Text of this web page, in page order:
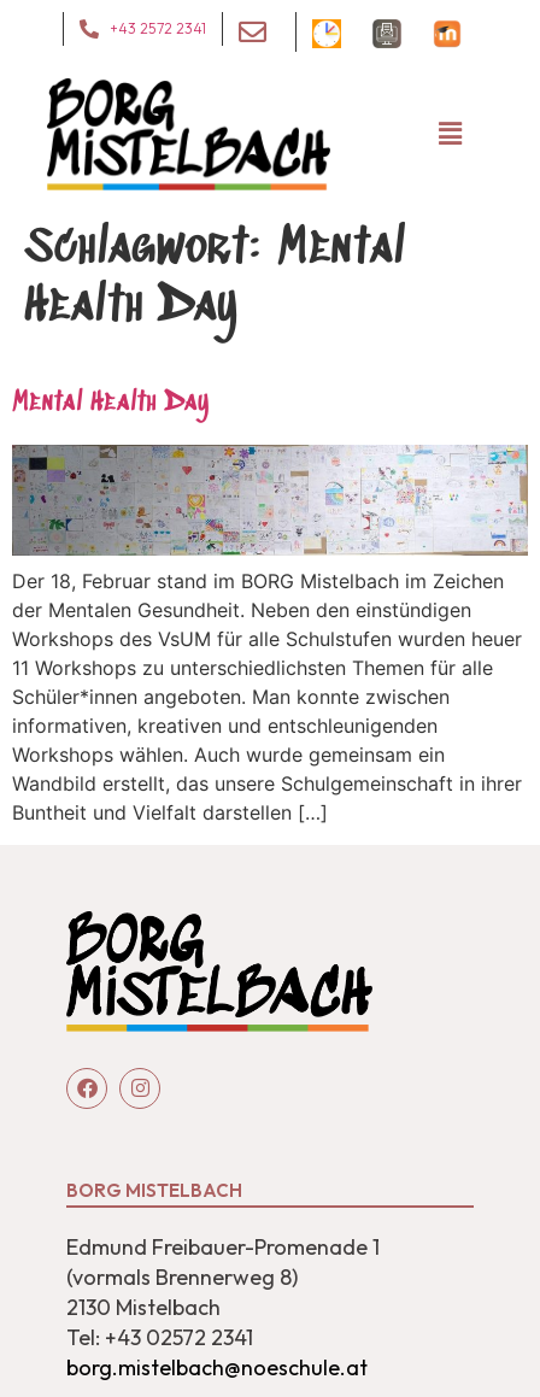
+43 2572 2341
Schlagwort: Mental
Health Day
Mental Health Day
Der 18, Februar stand im BORG Mistelbach im Zeichen
der Mentalen Gesundheit. Neben den einstündigen
Workshops des VsUM für alle Schulstufen wurden heuer
11 Workshops zu unterschiedlichsten Themen für alle
Schüler*innen angeboten. Man konnte zwischen
informativen, kreativen und entschleunigenden
Workshops wählen. Auch wurde gemeinsam ein
Wandbild erstellt, das unsere Schulgemeinschaft in ihrer
Buntheit und Vielfalt darstellen […]
BORG MISTELBACH
Edmund Freibauer-Promenade 1
(vormals Brennerweg 8)
2130 Mistelbach
Tel: +43 02572 2341
borg.mistelbach@noeschule.at